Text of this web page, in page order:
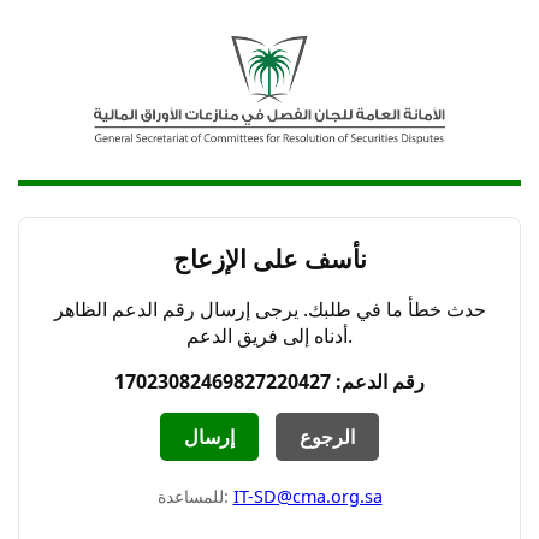
نأسف على الإزعاج
حدث خطأ ما في طلبك. يرجى إرسال رقم الدعم الظاهر
أدناه إلى فريق الدعم.
رقم الدعم: 17023082469827220427
إرسال الرجوع
للمساعدة: IT-SD@cma.org.sa